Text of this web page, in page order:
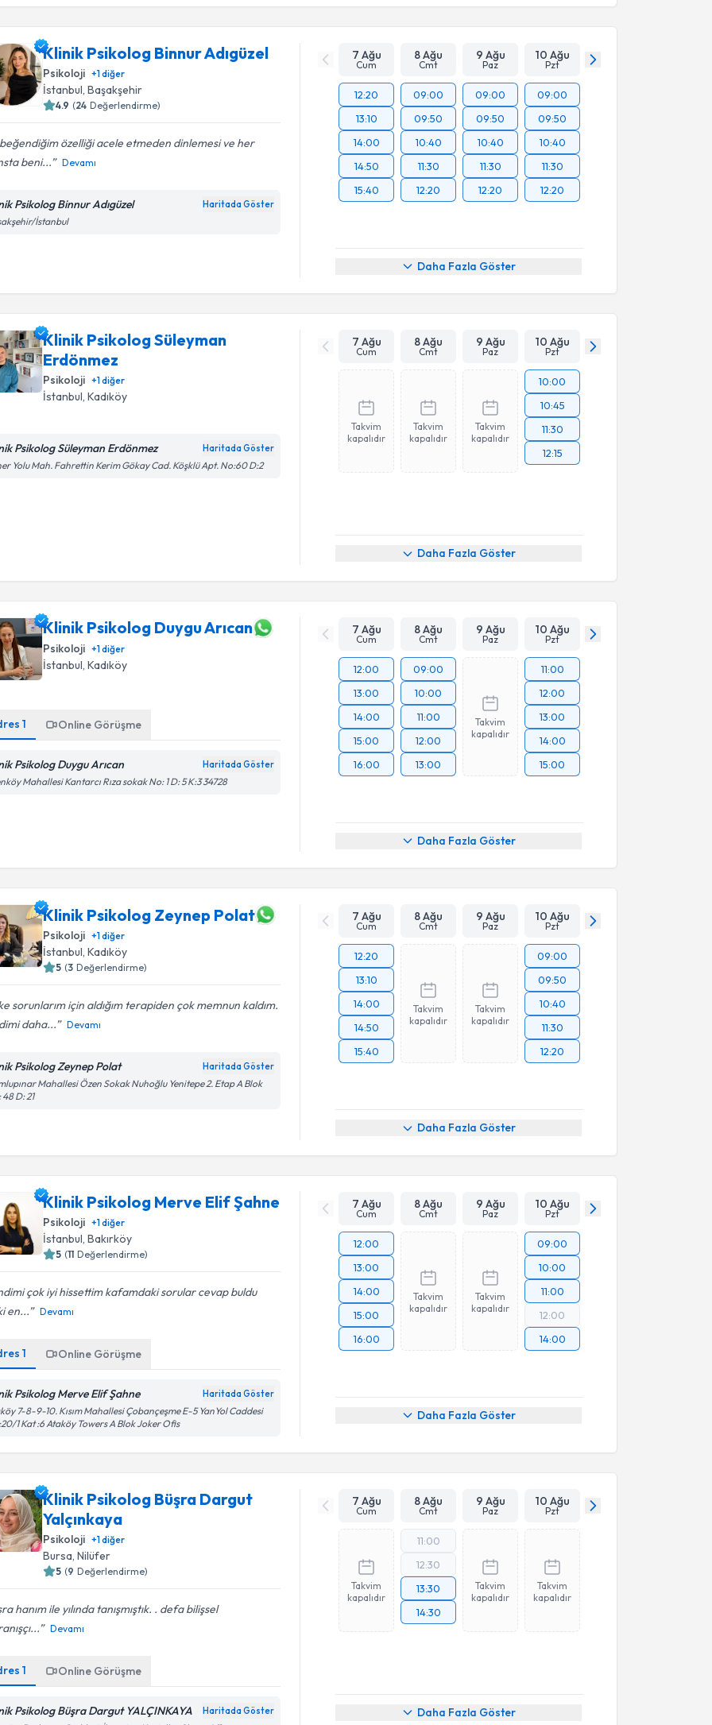
Klinik Psikolog Binnur Adıgüzel
Psikoloji +1diğer
İstanbul , Başakşehir
4.9 (24 Değerlendirme)
özelliği acele etmeden dinlemesi ve her
beni...
Devamı
Psikolog Binnur Adıgüzel Haritada Göster
İstanbul
7 Ağu
Cum
8 Ağu
Cmt
9 Ağu
Paz
10 Ağu
Pzt
12:20
13:10
14:00
14:50
15:40
09:00
09:50
10:40
11:30
12:20
09:00
09:50
10:40
11:30
12:20
09:00
09:50
10:40
11:30
12:20
Daha Fazla Göster
Klinik Psikolog Süleyman
Erdönmez
Psikoloji +1diğer
İstanbul, Kadıköy
Psikolog Süleyman Erdönmez Haritada Göster
Yolu Mah. Fahrettin Kerim Gökay Cad. Köşklü Apt. No:60 D:2
7 Ağu
Cum
8 Ağu
Cmt
9 Ağu
Paz
10 Ağu
Pzt
Takvim
kapalıdır
Takvim
kapalıdır
Takvim
kapalıdır
10:00
10:45
11:30
12:15
Daha Fazla Göster
Klinik Psikolog Duygu Arıcan
Psikoloji +1diğer
İstanbul , Kadıköy
1 Online Görüşme
Psikolog Duygu Arıcan Haritada Göster
Mahallesi Kantarcı Rıza sokak No: 1 D: 5 K:3 34728
7 Ağu
Cum
8 Ağu
Cmt
9 Ağu
Paz
10 Ağu
Pzt
12:00
13:00
14:00
15:00
16:00
09:00
10:00
11:00
12:00
13:00
Takvim
kapalıdır
11:00
12:00
13:00
14:00
15:00
Daha Fazla Göster
Klinik Psikolog Zeynep Polat
Psikoloji +1diğer
İstanbul, Kadıköy
5 (3 Değerlendirme)
sorunlarım için aldığım terapiden çok memnun kaldım.
daha...
Devamı
Psikolog Zeynep Polat Haritada Göster
Mahallesi Özen Sokak Nuhoğlu Yenitepe 2. Etap A Blok
48 D: 21
7 Ağu
Cum
8 Ağu
Cmt
9 Ağu
Paz
10 Ağu
Pzt
12:20
13:10
14:00
14:50
15:40
Takvim
kapalıdır
Takvim
kapalıdır
09:00
09:50
10:40
11:30
12:20
Daha Fazla Göster
Klinik Psikolog Merve Elif Şahne
Psikoloji +1diğer
İstanbul , Bakırköy
5 (11 Değerlendirme)
çok iyi hissettim kafamdaki sorular cevap buldu
en...
Devamı
1 Online Görüşme
Psikolog Merve Elif Şahne Haritada Göster
7-8-9-10. Kısım Mahallesi Çobançeşme E-5 YanYol Caddesi
1 Kat :6 Ataköy Towers A Blok Joker Ofis
7 Ağu
Cum
8 Ağu
Cmt
9 Ağu
Paz
10 Ağu
Pzt
12:00
13:00
14:00
15:00
16:00
Takvim
kapalıdır
Takvim
kapalıdır
09:00
10:00
11:00
12:00
14:00
Daha Fazla Göster
Klinik Psikolog Büşra Dargut
Yalçınkaya
Psikoloji +1diğer
Bursa , Nilüfer
5 (9 Değerlendirme)
hanım ile yılında tanışmıştık. . defa bilişsel
Devamı
1 Online Görüşme
Psikolog Büşra Dargut YALÇINKAYA Haritada Göster
7 Ağu
Cum
8 Ağu
Cmt
9 Ağu
Paz
10 Ağu
Pzt
Takvim
kapalıdır
11:00
12:30
13:30
14:30
Takvim
kapalıdır
Takvim
kapalıdır
Daha Fazla Göster